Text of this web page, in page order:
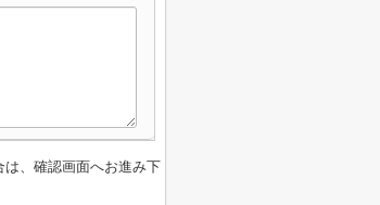
、確認画面へお進み下